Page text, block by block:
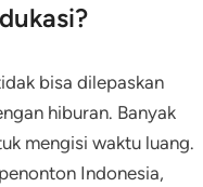
bisa dilepaskan
hiburan. Banyak
mengisi waktu luang.
Indonesia,